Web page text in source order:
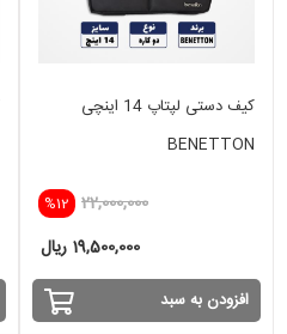
کیف دستی لپتاپ 14 اینچی
BENETTON
%12 22,000,000
19,500,000 ریال
افزودن به سبد